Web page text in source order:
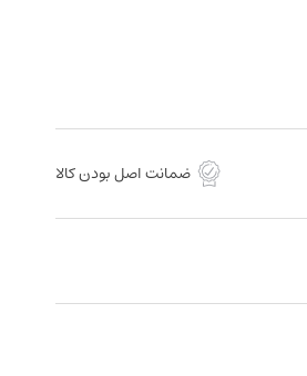
ضمانت اصل بودن کالا